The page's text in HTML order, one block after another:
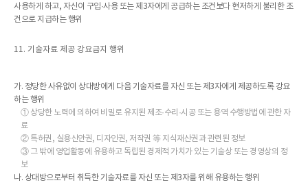
사용하게 하고, 자신이 구입·사용 또는 제3자에게 공급하는 조건보다 현저하게 불리한 조
건으로 지급하는 행위
11. 기술자료 제공 강요금지 행위
가. 정당한 사유없이 상대방에게 다음 기술자료를 자신 또는 제3자에게 제공하도록 강요
하는 행위
① 상당한 노력에 의하여 비밀로 유지된 제조·수리·시공 또는 용역 수행방법에 관한 자
료
② 특허권, 실용신안권, 디자인권, 저작권 等 지식재산권과 관련된 정보
③ 그 밖에 영업활동에 유용하고 독립된 경제적 가치가 있는 기술상 또는 경영상의 정
보
나. 상대방으로부터 취득한 기술자료를 자신 또는 제3자를 위해 유용하는 행위